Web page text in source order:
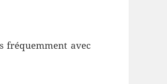
fréquemment avec